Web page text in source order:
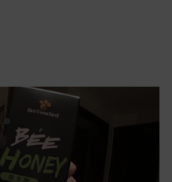
？市售燕麥奶大剖
麥、麵包還有餅乾，
隔夜更美味的燕麥粥